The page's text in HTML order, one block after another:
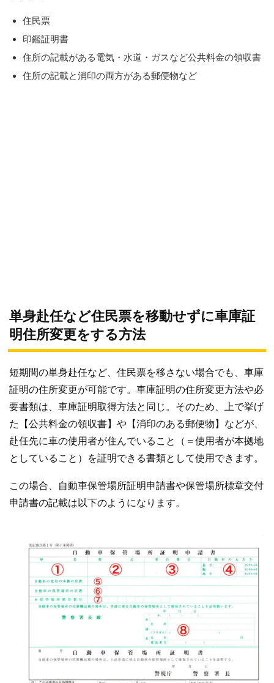
住民票
印鑑証明書
住所の記載がある電気・水道・ガスなど公共料金の領収書
住所の記載と消印の両方がある郵便物など
単身赴任など住民票を移動せずに車庫証
明住所変更をする方法
短期間の単身赴任など、住民票を移さない場合でも、車庫
証明の住所変更が可能です。車庫証明の住所変更方法や必
要書類は、車庫証明取得方法と同じ。そのため、上で挙げ
た【公共料金の領収書】や【消印のある郵便物】などが、
赴任先に車の使用者が住んでいること（＝使用者が本拠地
としていること）を証明できる書類として使用できます。
この場合、自動車保管場所証明申請書や保管場所標章交付
申請書の記載は以下のようになります。